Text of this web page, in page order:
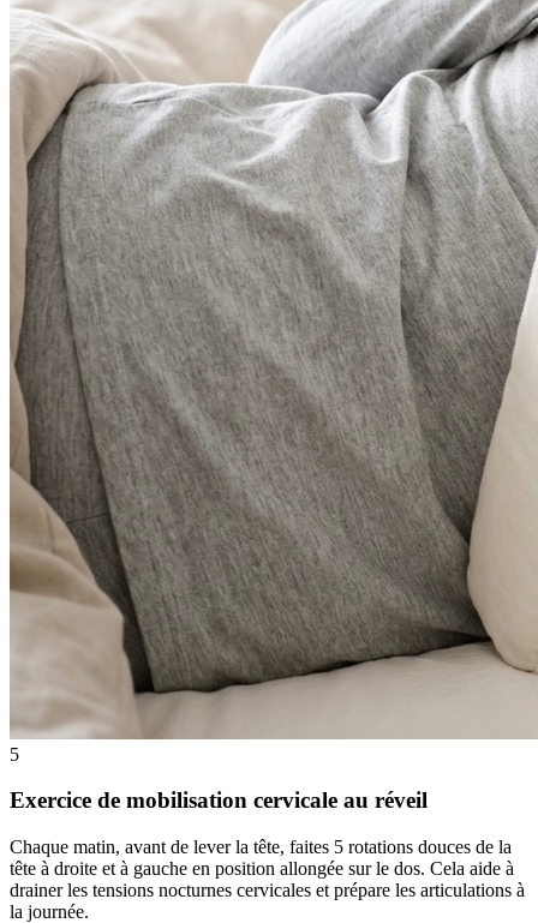
5
Exercice de mobilisation cervicale au réveil
Chaque matin, avant de lever la tête, faites 5 rotations douces de la
tête à droite et à gauche en position allongée sur le dos. Cela aide à
drainer les tensions nocturnes cervicales et prépare les articulations à
la journée.